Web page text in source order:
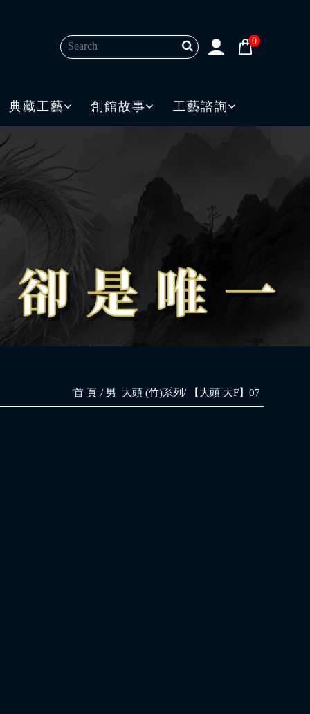
0
典藏工藝 創館故事 工藝諮詢
首 頁 男_大頭 (竹)系列 【大頭 大F】07